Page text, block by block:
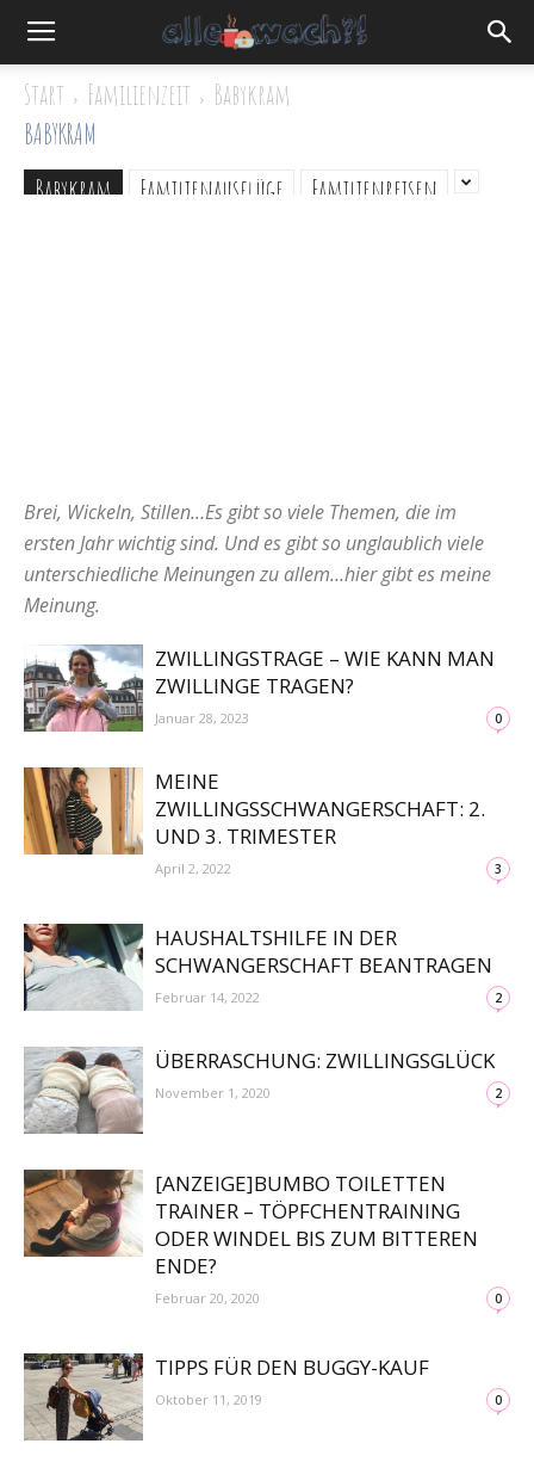
Start Familienzeit
Babykram
BABYKRAM
Babykram
Familienausflüge Familienreisen
Brei, Wickeln, Stillen…Es gibt so viele Themen, die im
ersten Jahr wichtig sind. Und es gibt so unglaublich viele
unterschiedliche Meinungen zu allem…hier gibt es meine
Meinung.
ZWILLINGSTRAGE – WIE KANN MAN
ZWILLINGE TRAGEN?
Januar 28, 2023 0
MEINE
ZWILLINGSSCHWANGERSCHAFT: 2.
UND 3. TRIMESTER
April 2, 2022 3
HAUSHALTSHILFE IN DER
SCHWANGERSCHAFT BEANTRAGEN
Februar 14, 2022 2
ÜBERRASCHUNG: ZWILLINGSGLÜCK
November 1, 2020 2
[ANZEIGE]BUMBO TOILETTEN
TRAINER – TÖPFCHENTRAINING
ODER WINDEL BIS ZUM BITTEREN
ENDE?
Februar 20, 2020 0
TIPPS FÜR DEN BUGGY-KAUF
Oktober 11, 2019 0